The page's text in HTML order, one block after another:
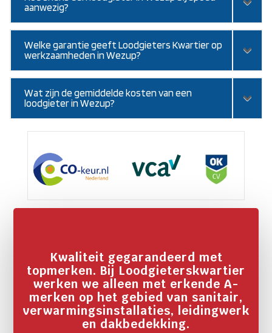
aanwezig?
Welke garantie geeft Loodgieters Kwartier op
werkzaamheden in Wezup?
Wat zijn de gemiddelde kosten van een
loodgieter in Wezup?
Kwaliteit gegarandeerd met
topmerken. Bij Loodgieterskwartier
werken we alleen met erkende A-
merken op het gebied van sanitair,
verwarmingsinstallaties, leidingwerk
en dakbedekking.